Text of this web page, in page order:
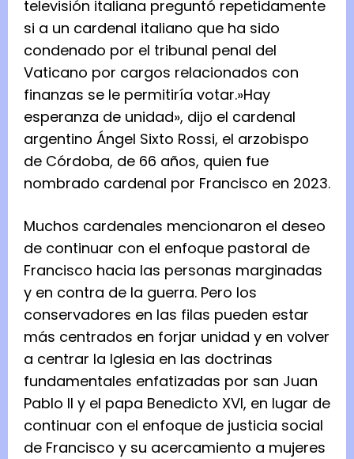
televisión italiana preguntó repetidamente
si a un cardenal italiano que ha sido
condenado por el tribunal penal del
Vaticano por cargos relacionados con
finanzas se le permitiría votar.»Hay
esperanza de unidad», dijo el cardenal
argentino Ángel Sixto Rossi, el arzobispo
de Córdoba, de 66 años, quien fue
nombrado cardenal por Francisco en 2023.
Muchos cardenales mencionaron el deseo
de continuar con el enfoque pastoral de
Francisco hacia las personas marginadas
y en contra de la guerra. Pero los
conservadores en las filas pueden estar
más centrados en forjar unidad y en volver
a centrar la Iglesia en las doctrinas
fundamentales enfatizadas por san Juan
Pablo II y el papa Benedicto XVI, en lugar de
continuar con el enfoque de justicia social
de Francisco y su acercamiento a mujeres